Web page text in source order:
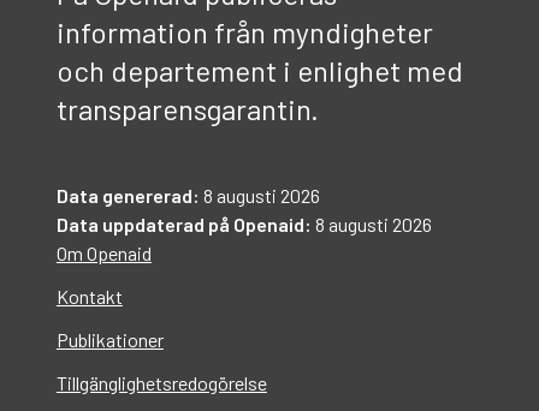
information från myndigheter
och departement i enlighet med
transparensgarantin.
Data genererad: 8 augusti 2026
Data uppdaterad på Openaid: 8 augusti 2026
Om Openaid
Kontakt
Publikationer
Tillgänglighetsredogörelse